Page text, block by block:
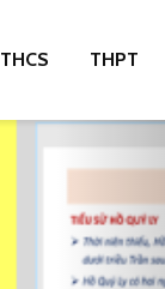
THCS THPT